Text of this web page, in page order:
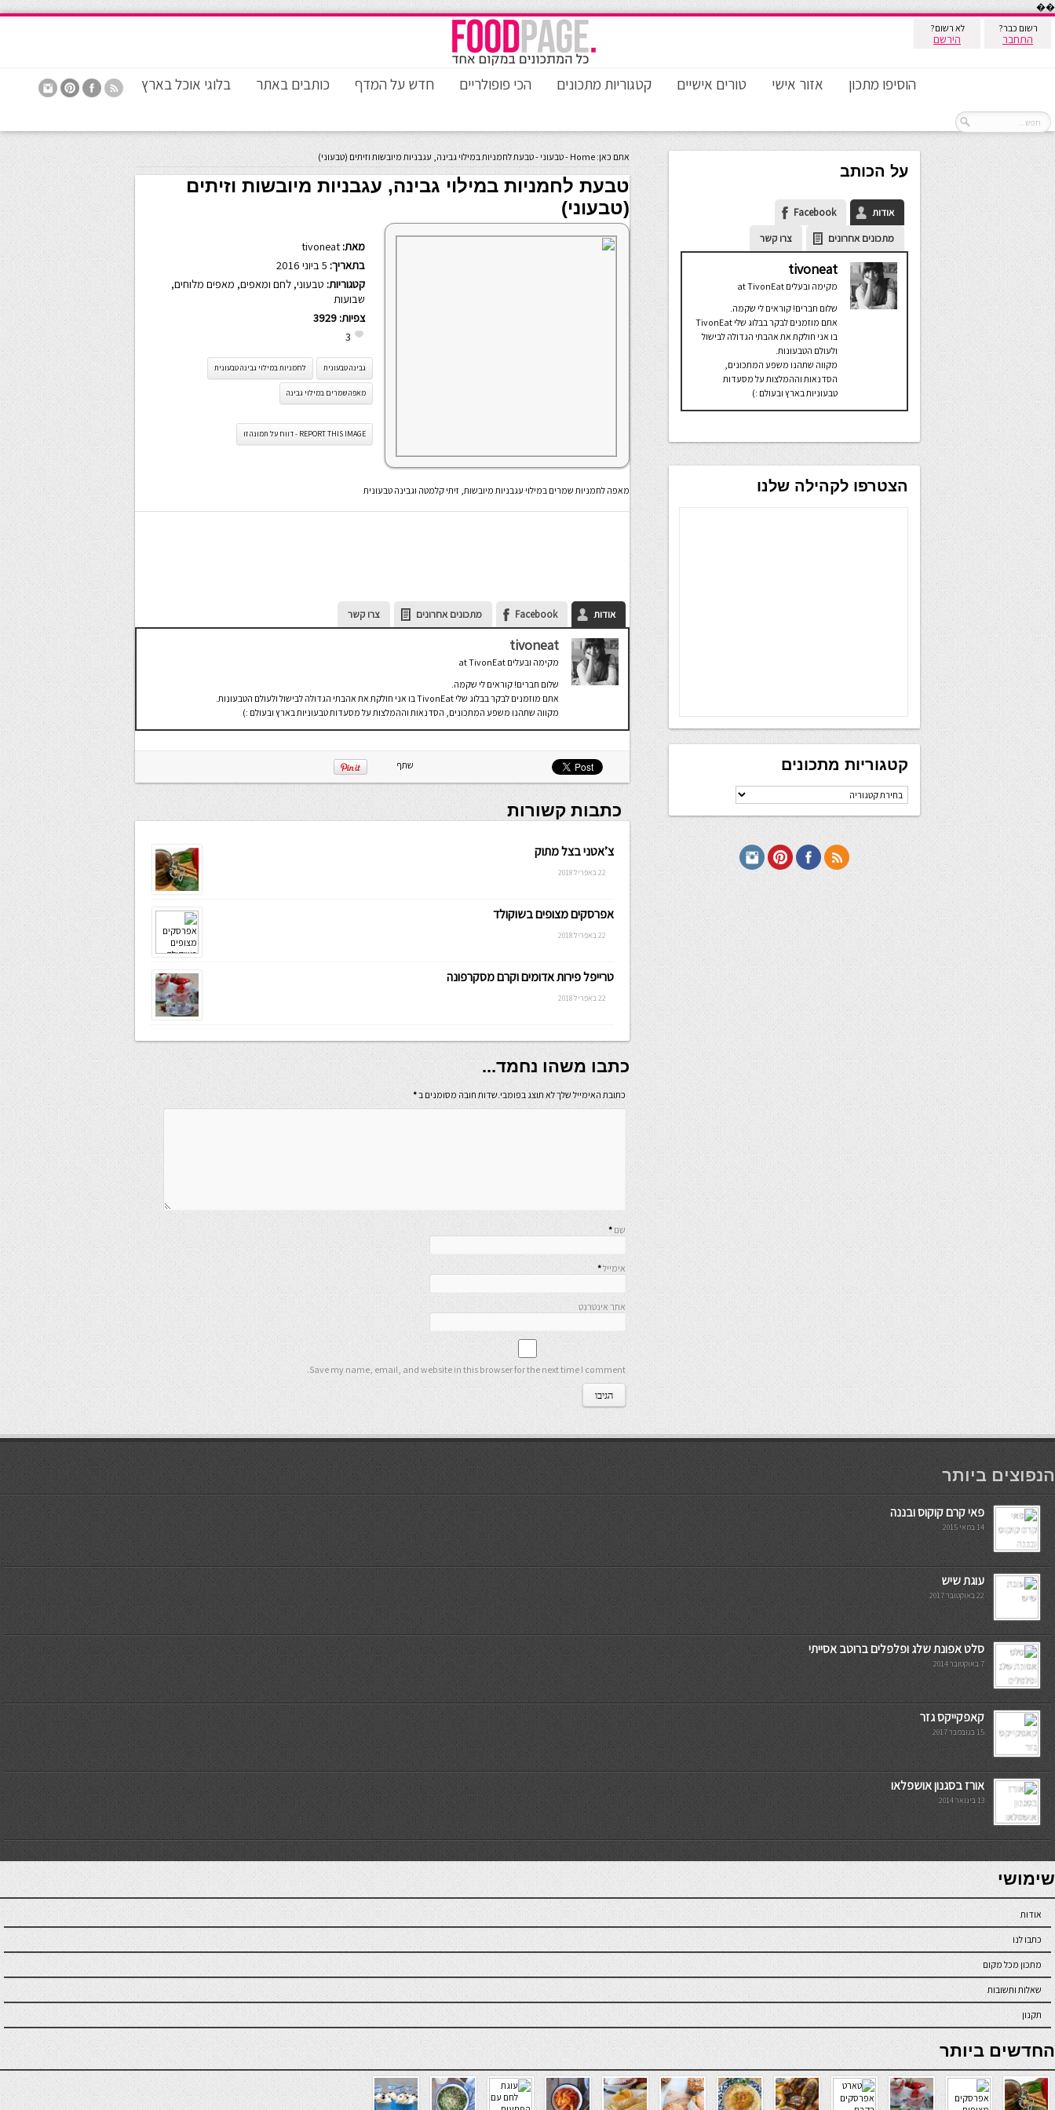
��
רשום כבר?
התחבר
לא רשום?
הירשם
הוסיפו מתכון אזור אישי טורים אישיים קטגוריות מתכונים הכי פופולריים חדש על המדף כותבים באתר בלוגי אוכל בארץ
אתם כאן: Home
-טבעוני -טבעת לחמניות במילוי גבינה, עגבניות מיובשות וזיתים (טבעוני)
טבעת לחמניות במילוי גבינה, עגבניות מיובשות וזיתים
(טבעוני)
מאת: tivoneat
בתאריך:
קטגוריות: טבעוני, לחם ומאפים, מאפים מלוחים,
שבועות
צפיות: 3929
3
גבינה טבעונית לחמניות במילוי גבינה טבעונית
מאפה שמרים במילוי גבינה
REPORT THIS IMAGE - דווח על תמונה זו
מאפה לחמניות שמרים במילוי עגבניות מיובשות, זיתי קלמטה וגבינה טבעונית
אודות Facebook מתכונים אחרונים צרו קשר
tivoneat
מקימה ובעלים TivonEat
שלום חברים! קוראים לי שקמה.
אתם מוזמנים לבקר בבלוג שלי TivonEat בו אני חולקת את אהבתי הגדולה לבישול ולעולם הטבעונות.
מקווה שתהנו משפע המתכונים, הסדנאות וההמלצות על מסעדות טבעוניות בארץ ובעולם :)
שתף
כתבות קשורות
צ’אטני בצל מתוק
22 באפריל 2018
אפרסקים מצופים בשוקולד
22 באפריל 2018
טרייפל פירות אדומים וקרם מסקרפונה
22 באפריל 2018
כתבו משהו נחמד...
כתובת האימייל שלך לא תוצג בפומבי.שדות חובה מסומנים ב*
שם *
אימייל*
אתר אינטרנט
Save my name, email, and website in this browser for the next time I comment.
על הכותב
אודות
Facebook
מתכונים אחרונים
צרו קשר
tivoneat
מקימה ובעלים TivonEat
שלום חברים! קוראים לי שקמה.
אתם מוזמנים לבקר בבלוג שלי TivonEat
בו אני חולקת את אהבתי הגדולה לבישול
ולעולם הטבעונות.
מקווה שתהנו משפע המתכונים,
הסדנאות וההמלצות על מסעדות
טבעוניות בארץ ובעולם :)
הצטרפו לקהילה שלנו
קטגוריות מתכונים
קטגוריות
מתכונים
мостбет кг
הנפוצים ביותר
פאי קרם קוקוס ובננה
14 במאי 2015
עוגת שיש
22 באוקטובר 2017
סלט אפונת שלג ופלפלים ברוטב אסייתי
7 באוקטובר 2014
קאפקייקס גזר
15 בנובמבר 2017
אורז בסגנון אושפלאו
13 בינואר 2014
7slots
seriöse online casinos österreich
שימושי
אודות
כתבו לנו
מתכון מכל מקום
שאלות ותשובות
תקנון
online casino
החדשים ביותר